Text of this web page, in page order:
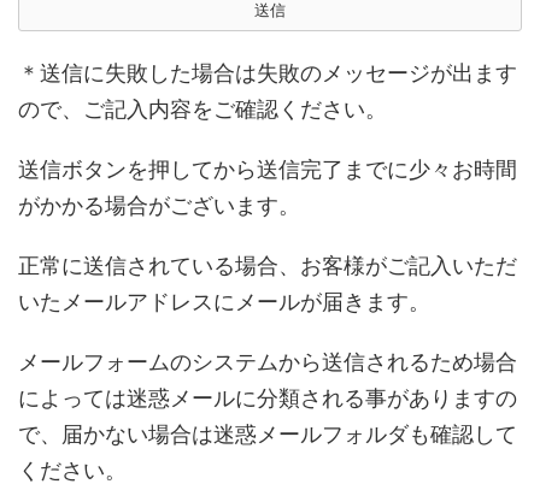
＊送信に失敗した場合は失敗のメッセージが出ます
ので、ご記入内容をご確認ください。
送信ボタンを押してから送信完了までに少々お時間
がかかる場合がございます。
正常に送信されている場合、お客様がご記入いただ
いたメールアドレスにメールが届きます。
メールフォームのシステムから送信されるため場合
によっては迷惑メールに分類される事がありますの
で、届かない場合は迷惑メールフォルダも確認して
ください。